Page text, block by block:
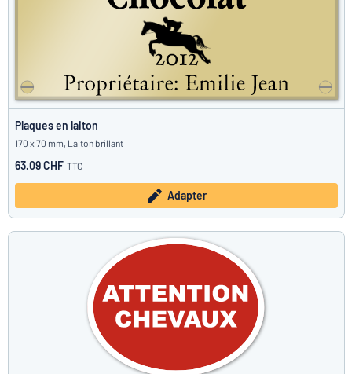
Plaques en laiton
170 x 70 mm, Laiton brillant
63.09 CHF TTC
Adapter